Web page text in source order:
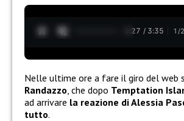
0:28 / 3:35 1 /2
Nelle ultime ore a fare il giro del web
Randazzo , che dopo Temptation
ad arrivare la reazione di Alessia
tutto.